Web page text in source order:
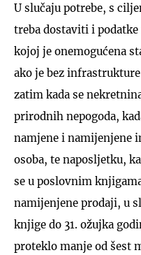
U slučaju potrebe, s
treba dostaviti i podatke
kojoj je onemogućena
ako je bez
zatim kada se
prirodnih nepogoda,
namjene i namijenjene
osoba, te naposljetku,
se u poslovnim
namijenjene prodaji, u
knjige do 31. ožujka
proteklo manje od šest